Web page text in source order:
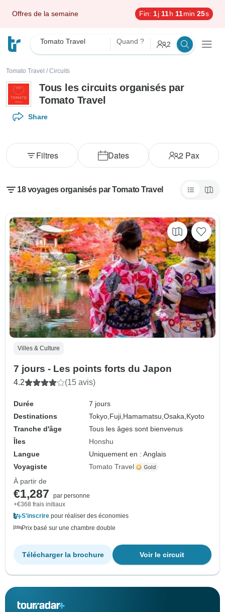
Offres de la semaine Fin: 1j 11h 11min 23s
Tomato Travel Quand ? 2
Tomato Travel / Circuits
Tous les circuits organisés par
Tomato Travel
Share
Dates 2Pax
Filtres
18 voyages organisés par Tomato Travel
Villes & Culture
7 jours - Les points forts du Japon
4.2 (15 avis)
Durée
7 jours
Destinations
Tokyo, Fuji, Hamamatsu,Osaka, Kyoto
Tranche d'âge
Tous les âges sont bienvenus
Îles
Honshu
Langue
Uniquement en : Anglais
Voyagiste
Tomato Travel
À partir de
€1,287
par personne
+€368 frais initiaux
S'inscrire pour réaliser des économies
Prix basé sur une chambre double
Voir le circuit
Télécharger la brochure